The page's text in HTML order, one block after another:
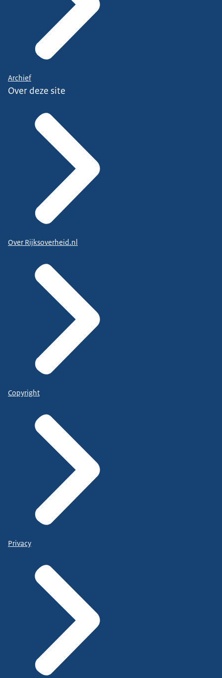
Archief
Over deze site
Over Rijksoverheid.nl
Copyright
Privacy